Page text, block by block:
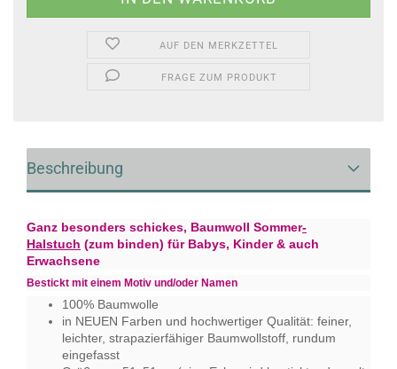
AUF DEN MERKZETTEL
FRAGE ZUM PRODUKT
Beschreibung
Ganz besonders schickes, Baumwoll Sommer-
Halstuch (zum binden) für Babys, Kinder & auch
Erwachsene
Bestickt mit einem Motiv und/oder Namen
100% Baumwolle
in NEUEN Farben und hochwertiger Qualität: feiner,
leichter, strapazierfähiger Baumwollstoff, rundum
eingefasst